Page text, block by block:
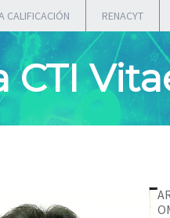
CALIFICACIÓN RENACYT
CTI